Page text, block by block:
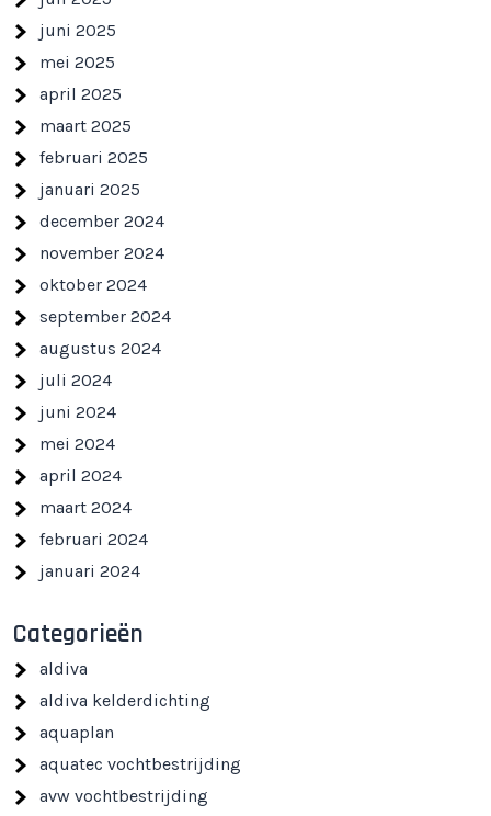
juni 2025
mei 2025
april 2025
maart 2025
februari 2025
januari 2025
december 2024
november 2024
oktober 2024
september 2024
augustus 2024
juli 2024
juni 2024
mei 2024
april 2024
maart 2024
februari 2024
januari 2024
Categorieën
aldiva
aldiva kelderdichting
aquaplan
aquatec vochtbestrijding
avw vochtbestrijding